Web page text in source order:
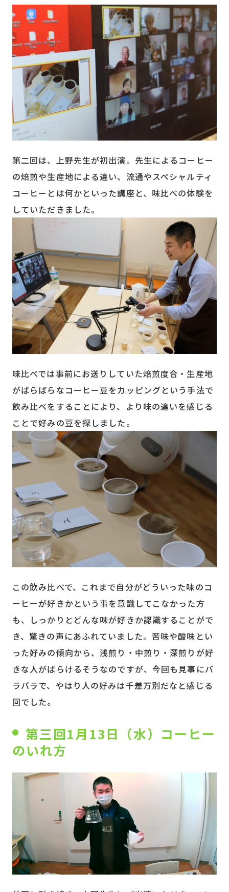
第二回は、上野先生が初出演。先生によるコーヒー
の焙煎や生産地による違い、流通やスペシャルティ
コーヒーとは何かといった講座と、味比べの体験を
していただきました。
味比べでは事前にお送りしていた焙煎度合・生産地
がばらばらなコーヒー豆をカッピングという手法で
飲み比べをすることにより、より味の違いを感じる
ことで好みの豆を探しました。
この飲み比べで、これまで自分がどういった味のコ
ーヒーが好きかという事を意識してこなかった方
も、しっかりとどんな味が好きか認識することがで
き、驚きの声にあふれていました。苦味や酸味とい
った好みの傾向から、浅煎り・中煎り・深煎りが好
きな人がばらけるそうなのですが、今回も見事にバ
ラバラで、やはり人の好みは千差万別だなと感じる
回でした。
第三回1月13日（水）コーヒー
のいれ方